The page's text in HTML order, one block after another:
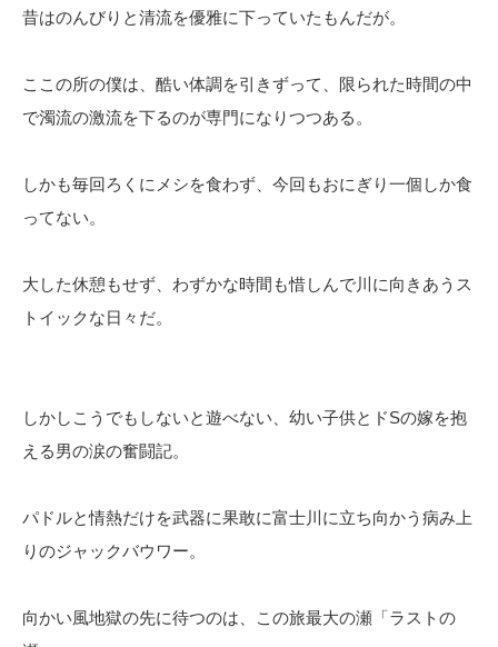
昔はのんびりと清流を優雅に下っていたもんだが。
ここの所の僕は、酷い体調を引きずって、限られた時間の中
で濁流の激流を下るのが専門になりつつある。
しかも毎回ろくにメシを食わず、今回もおにぎり一個しか食
ってない。
大した休憩もせず、わずかな時間も惜しんで川に向きあうス
トイックな日々だ。
しかしこうでもしないと遊べない、幼い子供とドSの嫁を抱
える男の涙の奮闘記。
パドルと情熱だけを武器に果敢に富士川に立ち向かう病み上
りのジャックバウワー。
向かい風地獄の先に待つのは、この旅最大の瀬「ラストの